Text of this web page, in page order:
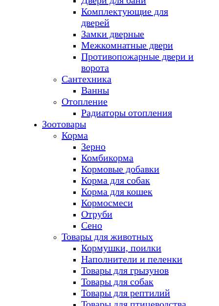
Комплектующие для
дверей
Замки дверные
Межкомнатные двери
Противопожарные двери и
ворота
Сантехника
Ванны
Отопление
Радиаторы отопления
Зоотовары
Корма
Зерно
Комбикорма
Кормовые добавки
Корма для собак
Корма для кошек
Кормосмеси
Отруби
Сено
Товары для животных
Кормушки, поилки
Наполнители и пеленки
Товары для грызунов
Товары для собак
Товары для рептилий